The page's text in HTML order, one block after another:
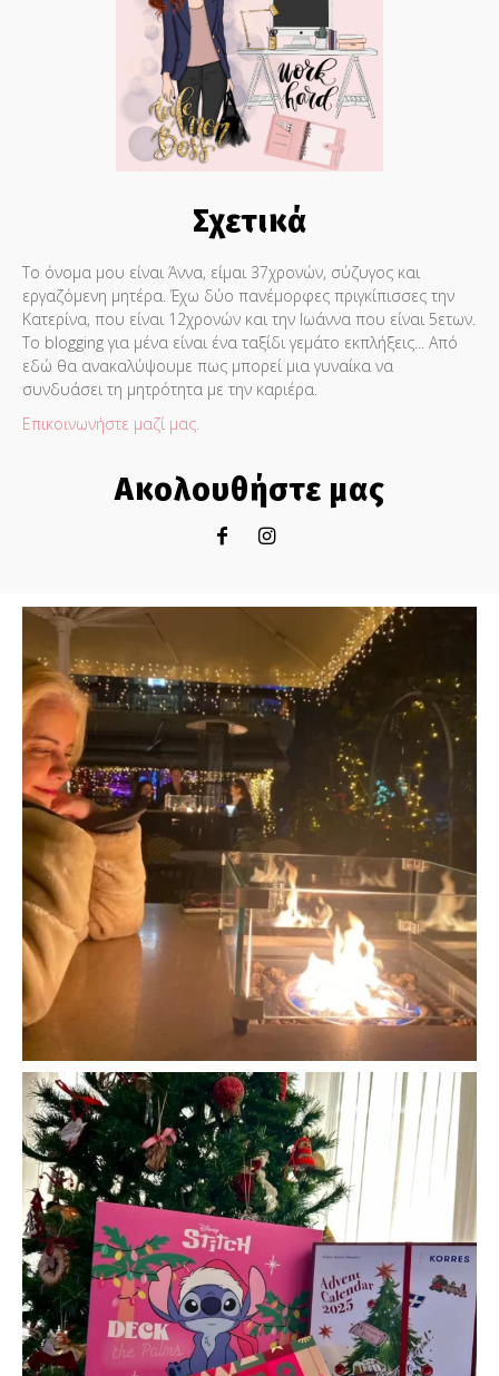
Σχετικά
Το όνομα μου είναι Άννα, είμαι 37χρονών, σύζυγος και
εργαζόμενη μητέρα. Έχω δύο πανέμορφες πριγκίπισσες την
Κατερίνα, που είναι 12χρονών και την Ιωάννα που είναι 5ετων.
Το blogging για μένα είναι ένα ταξίδι γεμάτο εκπλήξεις... Από
εδώ θα ανακαλύψουμε πως μπορεί μια γυναίκα να
συνδυάσει τη μητρότητα με την καριέρα.
Επικοινωνήστε μαζί μας.
Ακολουθήστε μας